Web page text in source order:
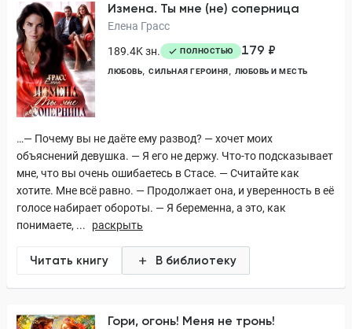
Измена. Ты мне (не) соперница
Елена Грасс
189.4K зн.
ПОЛНОСТЬЮ 179 ₽
ЛЮБОВЬ СИЛЬНАЯ ГЕРОИНЯ ЛЮБОВЬ И МЕСТЬ
…— Почему вы не даёте ему развод? — хочет моих
объяснений девушка. — Я его не держу. Что-то подсказывает
мне, что вы очень ошибаетесь в Стасе. — Считайте как
хотите. Мне всё равно. — Продолжает она, и уверенность в её
голосе набирает обороты. — Я беременна, а это, как
понимаете, ...
раскрыть
Читать книгу В библиотеку
Гори, огонь! Меня не тронь!